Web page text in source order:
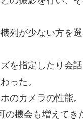
列が少ない方を
を指定したり会
った。
のカメラの性能。
の機会も増えて